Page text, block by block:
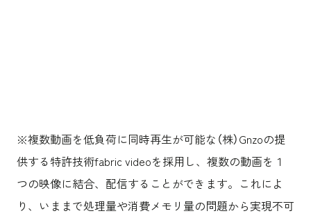
※複数動画を低負荷に同時再生が可能な（株）Gnzoの提
供する特許技術fabric videoを採用し、複数の動画を１
つの映像に結合、配信することができます。これによ
り、いままで処理量や消費メモリ量の問題から実現不可